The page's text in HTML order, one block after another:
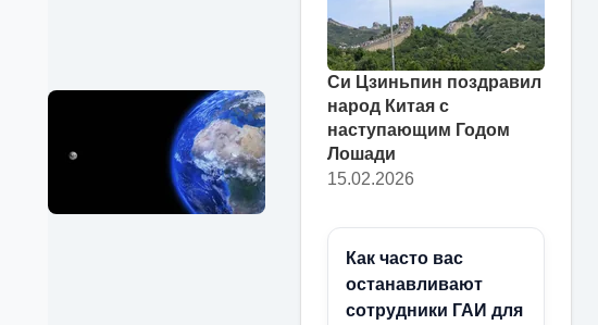
Си Цзиньпин поздравил
народ Китая с
наступающим Годом
Лошади
15.02.2026
Как часто вас
останавливают
сотрудники ГАИ для